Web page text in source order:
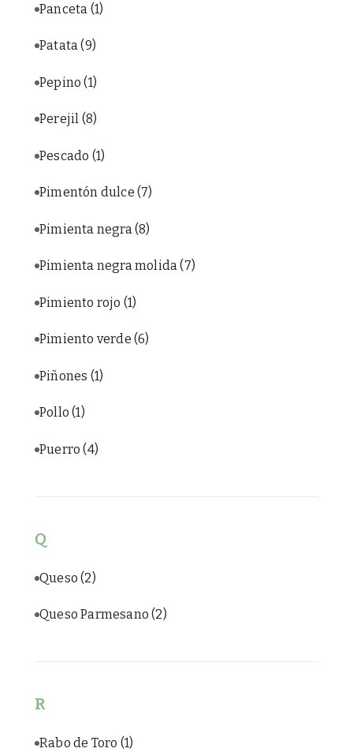
Panceta (1)
Patata(9)
Pepino(1)
Perejil (8)
Pescado (1)
Pimentón dulce (7)
Pimienta negra (8)
Pimienta negra molida(7)
Pimiento rojo (1)
Pimiento verde (6)
Piñones (1)
Pollo(1)
Puerro(4)
Q
Queso(2)
Queso Parmesano(2)
R
Rabo de Toro (1)